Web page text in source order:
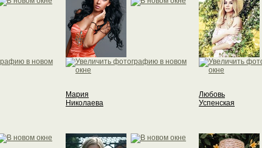
Мария
Николаева
Любовь
Успенская